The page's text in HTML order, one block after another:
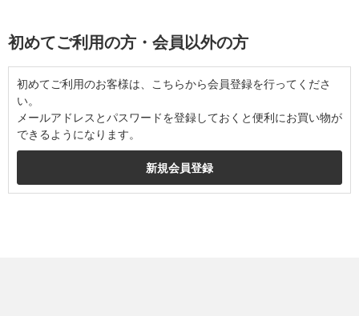
初めてご利用の方・会員以外の方
初めてご利用のお客様は、こちらから会員登録を行ってくださ
い。
メールアドレスとパスワードを登録しておくと便利にお買い物が
できるようになります。